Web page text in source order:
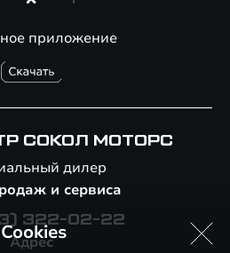
приложение
СОКОЛ МОТОРС
дилер
и сервиса
322-02-22
Адрес